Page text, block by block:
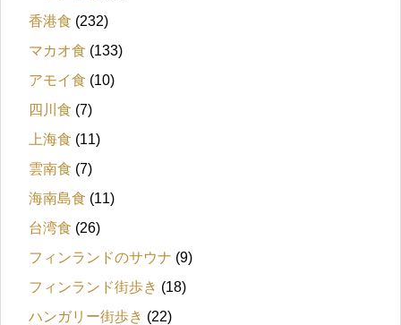
香港食 (232)
マカオ食 (133)
アモイ食 (10)
四川食 (7)
上海食 (11)
雲南食 (7)
海南島食 (11)
台湾食 (26)
フィンランドのサウナ (9)
フィンランド街歩き (18)
ハンガリー街歩き (22)